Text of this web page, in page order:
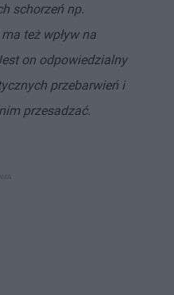
schorzeń np.
też wpływ na
on odpowiedzialny
przebarwień i
przesadzać.